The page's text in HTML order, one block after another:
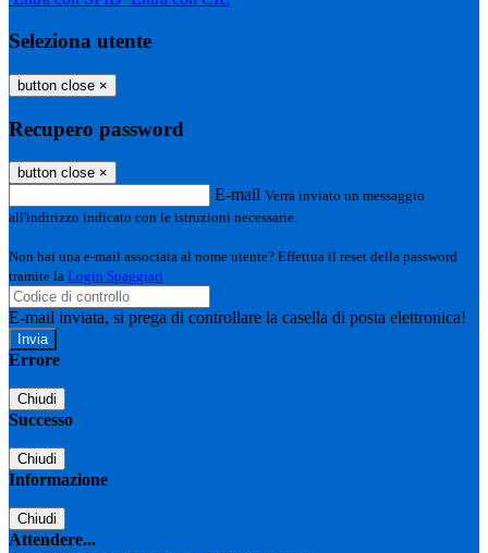
Seleziona utente
button close ×
Recupero password
button close ×
E-mail Verrà inviato un messaggio
all'indirizzo indicato con le istruzioni necessarie.
Non hai una e-mail associata al nome utente? Effettua il reset della password
tramite la Login Spaggiari
E-mail inviata, si prega di controllare la casella di posta elettronica!
Errore
Chiudi
Successo
Chiudi
Informazione
Chiudi
Attendere...